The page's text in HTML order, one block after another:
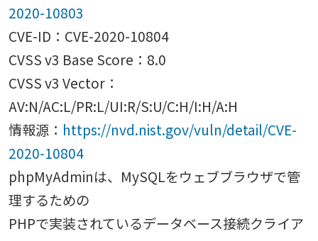
2020-10803
CVE-ID：CVE-2020-10804
CVSS v3 Base Score：8.0
CVSS v3 Vector：
AV:N/AC:L/PR:L/UI:R/S:U/C:H/I:H/A:H
情報源： https://nvd.nist.gov/vuln/detail/CVE-
2020-10804
phpMyAdminは、MySQLをウェブブラウザで管
理するための
PHPで実装されているデータベース接続クライア